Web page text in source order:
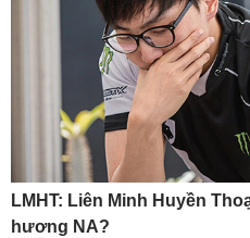
LMHT: Liên Minh Huyền
hương NA?